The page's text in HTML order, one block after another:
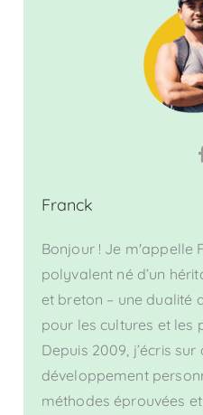
Franck
Bonjour ! Je m'appelle
polyvalent né d’un
et breton – une dualité
pour les cultures et les
Depuis 2009, j’écris
développement
méthodes éprouvées